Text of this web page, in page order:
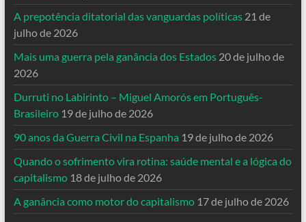
A prepotência ditatorial das vanguardas políticas 21 de
julho de 2026
Mais uma guerra pela ganância dos Estados 20 de julho de
2026
Durruti no Labirinto – Miguel Amorós em Português-
Brasileiro 19 de julho de 2026
90 anos da Guerra Civil na Espanha 19 de julho de 2026
Quando o sofrimento vira rotina: saúde mental e a lógica do
capitalismo 18 de julho de 2026
A ganância como motor do capitalismo 17 de julho de 2026